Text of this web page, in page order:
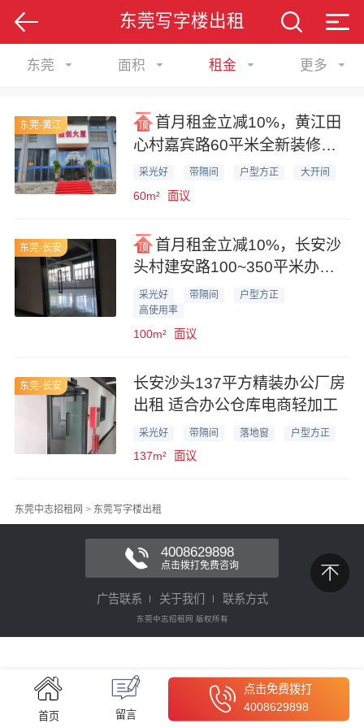
东莞写字楼出租
东莞 面积 租金 更多
东莞-黄江
首月租金立减10%，黄江田
心村嘉宾路60平米全新装修办
公室业主直租
采光好 带隔间 户型方正 大开间
60m² 面议
东莞-长安
首月租金立减10%，长安沙
头村建安路100~350平米办公
室业主出租
采光好 带隔间
户型方正
高使用率
100m² 面议
东莞-长安
长安沙头137平方精装办公厂房
出租 适合办公仓库电商轻加工
采光好 带隔间 落地窗 户型方正
137m² 面议
东莞中志招租网 > 东莞写字楼出租
首页 留言
点击免费拨打
4008629898
4008629898
点击拨打免费咨询
广告联系 关于我们 联系方式
东莞中志招租网 版权所有